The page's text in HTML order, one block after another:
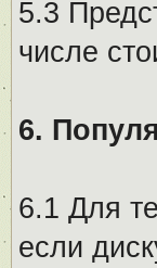
5.3
числе
6.
6.1 Для
если